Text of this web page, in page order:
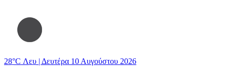
28°C Λευ | Δευτέρα 10 Αυγούστου 2026